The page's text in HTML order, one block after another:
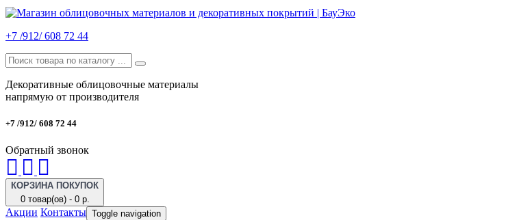
+7 /912/ 608 72 44
Декоративные облицовочные материалы
напрямую от производителя
+7 /912/ 608 72 44
Обратный звонок
КОРЗИНА ПОКУПОК
0 товар(ов) - 0 р.
Акции Контакты Toggle navigation